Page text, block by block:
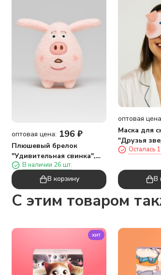
оптовая цена: 196 ₽
Плюшевый брелок
"Удивительная свинка",
розовый
В наличии 26 шт.
В корзину
оптовая
Маска для
"Друзья
Осталась
В
C этим товаром
хит